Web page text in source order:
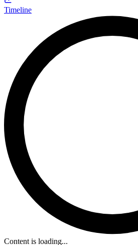
Timeline
Content is loading...